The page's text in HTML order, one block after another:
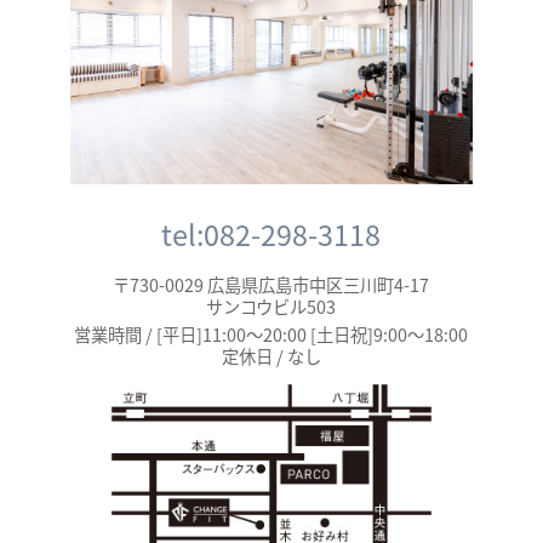
tel:082-298-3118
〒730-0029 広島県広島市中区三川町4-17
サンコウビル503
営業時間 / [平日]11:00～20:00 [土日祝]9:00～18:00
定休日 / なし